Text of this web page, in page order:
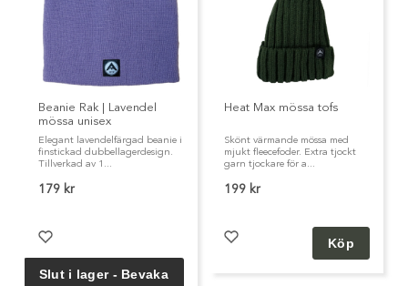
Beanie Rak | Lavendel
mössa unisex
Elegant lavendelfärgad beanie i
finstickad dubbellagerdesign.
Tillverkad av 1...
179 kr
Heat Max mössa tofs
Skönt värmande mössa med
mjukt fleecefoder. Extra tjockt
garn tjockare för a...
199 kr
Köp